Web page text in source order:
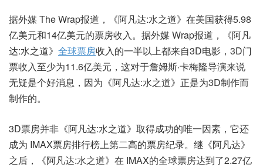
据外媒 The Wrap报道，《阿凡达:水之道》在美国获得5.98
亿美元和14亿美元的票房收入。据外媒 Wrap报道，《阿凡
达:水之道》 全球票房收入的一半以上都来自3D电影，3D门
票收入至少为11.6亿美元，这对于詹姆斯·卡梅隆导演来说
无疑是个好消息，因为《阿凡达:水之道》正是为3D制作而
制作的。
3D票房并非《阿凡达:水之道》取得成功的唯一因素，它还
成为 IMAX票房排行榜上第二高的票房纪录。继《阿凡达》
之后，《阿凡达:水之道》在 IMAX的全球票房达到了2.27亿